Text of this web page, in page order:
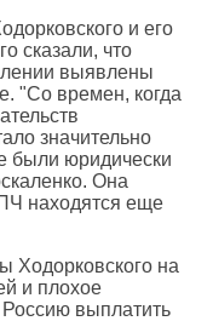
и его
сказали, что
выявлены
"Со времен, когда
значительно
были юридически
Она
находятся еще
Ходорковского на
и плохое
выплатить